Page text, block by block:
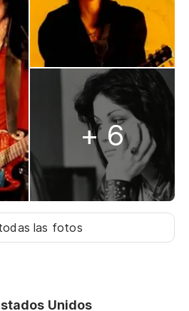
+ 6
las fotos
Unidos